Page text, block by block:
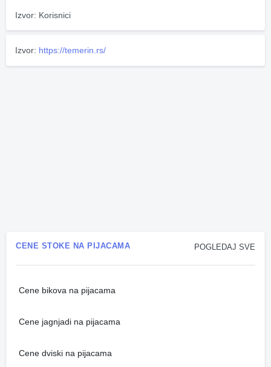
Izvor: Korisnici
Izvor: https://temerin.rs/
POGLEDAJ SVE
CENE STOKE NA PIJACAMA
Cene bikova na pijacama
Cene jagnjadi na pijacama
Cene dviski na pijacama